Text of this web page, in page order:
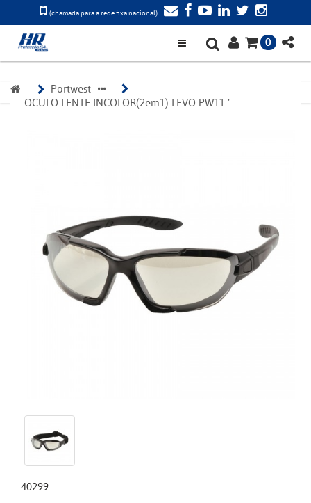
(chamada para a rede fixa nacional)
0
Portwest
OCULO LENTE INCOLOR(2em1) LEVO PW11 "
40299